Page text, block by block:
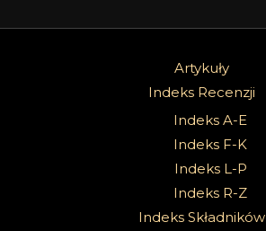
Artykuły
Indeks Recenzji
Indeks A-E
Indeks F-K
Indeks L-P
Indeks R-Z
Indeks Składników